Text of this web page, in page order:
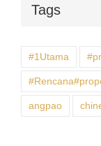
Tags
#1Utama
angpao